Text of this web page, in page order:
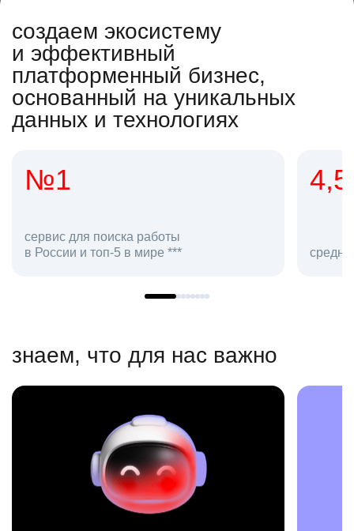
создаем экосистему
и эффективный
платформенный бизнес,
основанный на уникальных
данных и технологиях
для поиска работы
и топ-5 в мире ***
средняя оценка
знаем, что для нас важно